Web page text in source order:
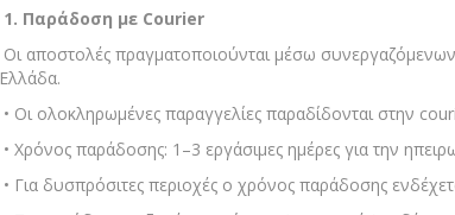
1. Παράδοση με Courier
Οι αποστολές πραγματοποιούνται μέσω
Ελλάδα.
• Οι ολοκληρωμένες παραγγελίες παραδίδονται στην
• Χρόνος παράδοσης: 1–3 εργάσιμες ημέρες για την
• Για δυσπρόσιτες περιοχές ο χρόνος παράδοσης